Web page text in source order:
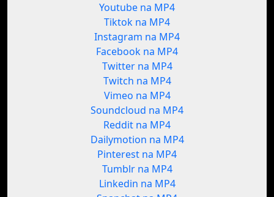
Youtube na MP4
Tiktok na MP4
Instagram na MP4
Facebook na MP4
Twitter na MP4
Twitch na MP4
Vimeo na MP4
Soundcloud na MP4
Reddit na MP4
Dailymotion na MP4
Pinterest na MP4
Tumblr na MP4
Linkedin na MP4